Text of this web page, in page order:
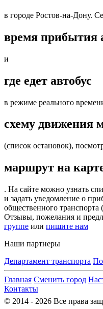
в городе Ростов-на-Дону.
время прибытия
и
где едет автобус
в режиме реального
схему движения
(список остановок),
маршрут на
. На сайте можно узнать
и задать уведомление о
общественного
Отзывы, пожелания и
группе или пишите нам
Наши партнеры
Департамент транспорта
Главная Сменить город
Контакты
© 2014 - 2026 Все права